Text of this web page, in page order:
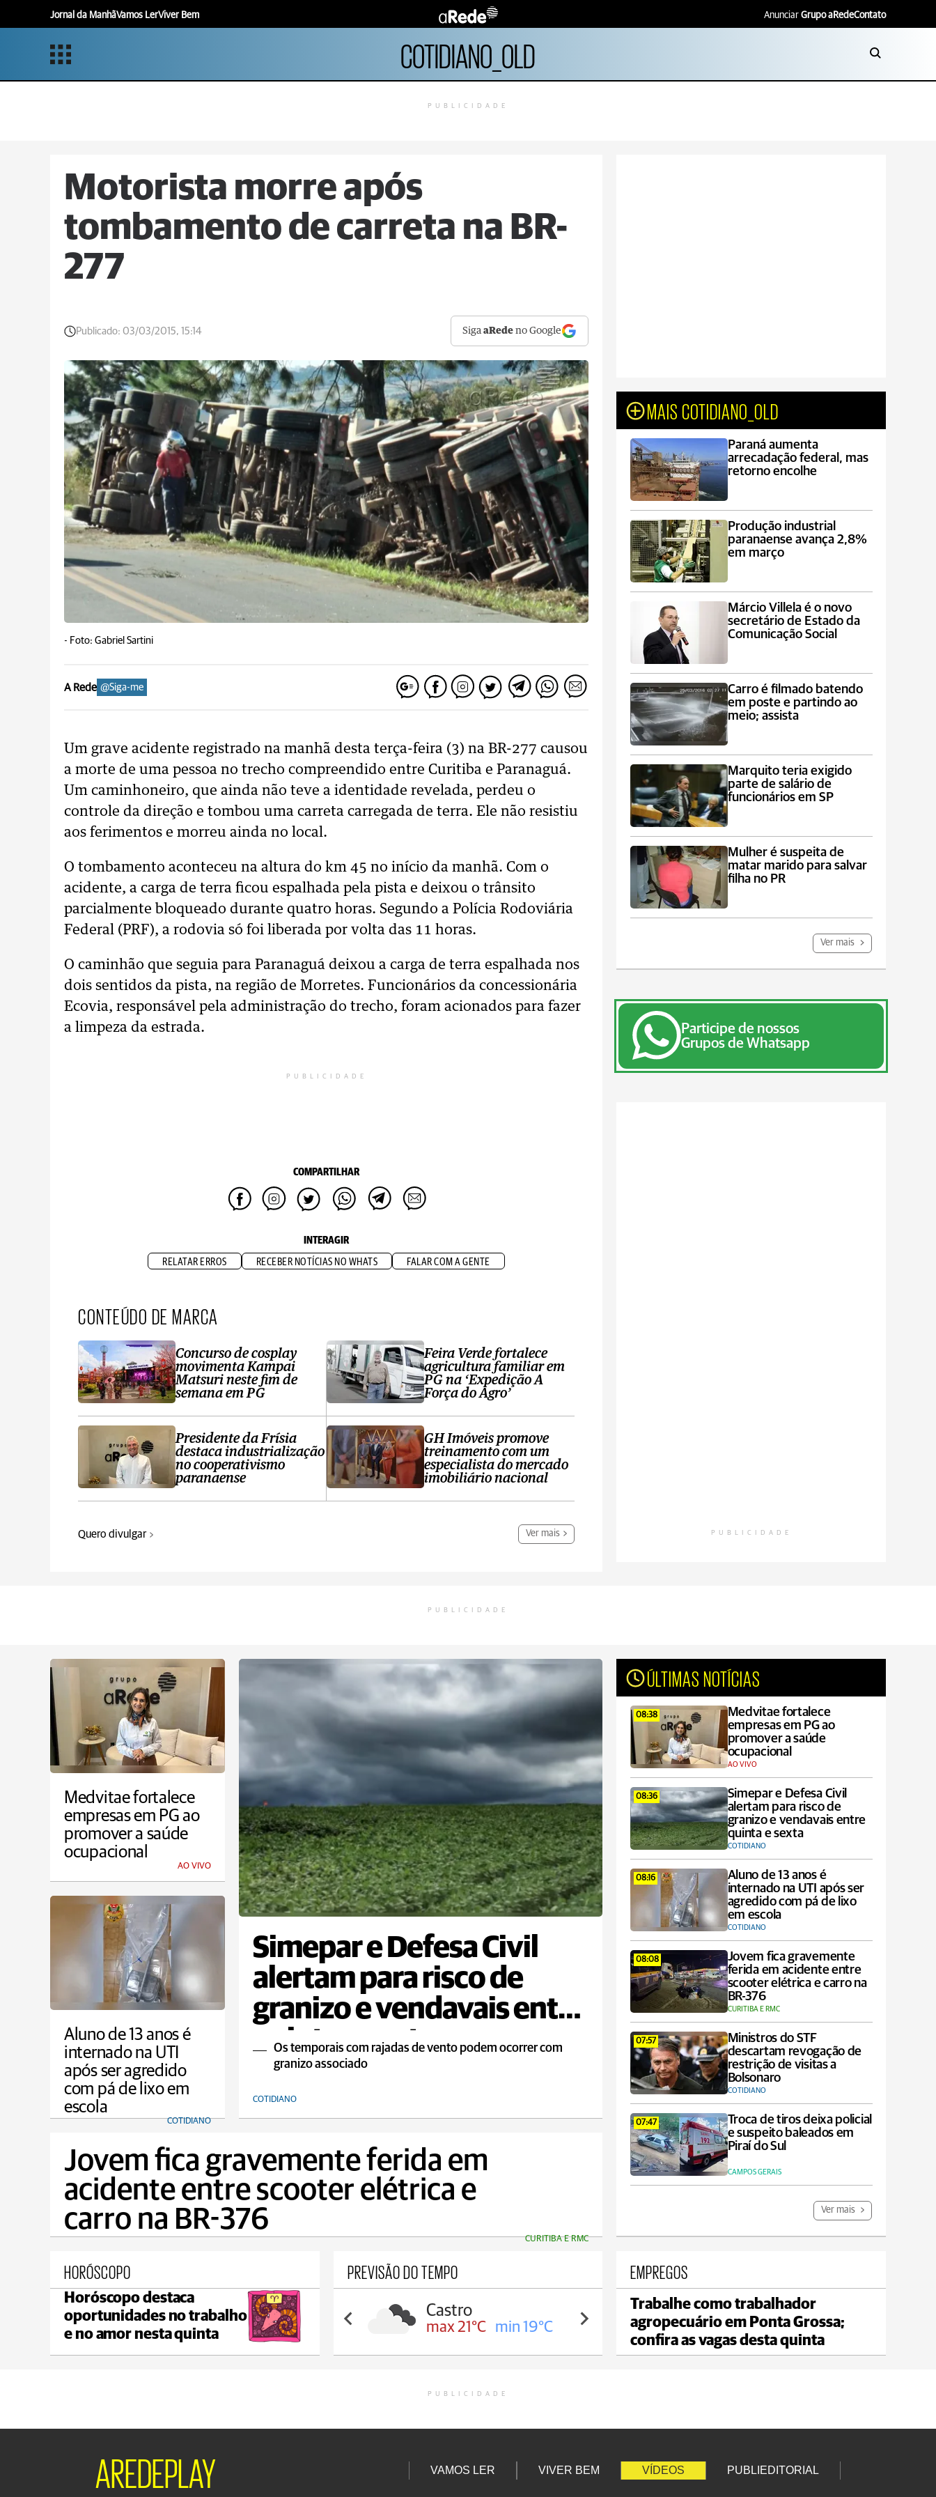
Jornal da ManhãVamos LerViver Bem Anunciar Grupo aRedeContato
COTIDIANO_OLD
PUBLICIDADE
Motorista morre após
tombamento de carreta na BR-
277
Publicado: 03/03/2015, 15:14 SigaaRede no Google
- Foto: Gabriel Sartini
A Rede @Siga-me
Um grave acidente registrado na manhã desta terça-feira (3) na BR-277 causou
a morte de uma pessoa no trecho compreendido entre Curitiba e Paranaguá.
Um caminhoneiro, que ainda não teve a identidade revelada, perdeu o
controle da direção e tombou uma carreta carregada de terra. Ele não resistiu
aos ferimentos e morreu ainda no local.
O tombamento aconteceu na altura do km 45 no início da manhã. Com o
acidente, a carga de terra ficou espalhada pela pista e deixou o trânsito
parcialmente bloqueado durante quatro horas. Segundo a Polícia Rodoviária
Federal (PRF), a rodovia só foi liberada por volta das 11 horas.
O caminhão que seguia para Paranaguá deixou a carga de terra espalhada nos
dois sentidos da pista, na região de Morretes. Funcionários da concessionária
Ecovia, responsável pela administração do trecho, foram acionados para fazer
a limpeza da estrada.
PUBLICIDADE
COMPARTILHAR
INTERAGIR
RELATAR ERROS RECEBER NOTÍCIAS NO WHATS FALAR COM A GENTE
CONTEÚDO DE MARCA
Concurso de cosplay
movimenta Kampai
Matsuri neste fim de
semana em PG
Presidente da Frísia
destaca industrialização
no cooperativismo
paranaense
Feira Verde fortalece
agricultura familiar em
PG na ‘Expedição A
Força do Agro’
GH Imóveis promove
treinamento com um
especialista do mercado
imobiliário nacional
Quero divulgar Ver mais
MAIS COTIDIANO_OLD
Paraná aumenta
arrecadação federal, mas
retorno encolhe
Produção industrial
paranaense avança 2,8%
em março
Márcio Villela é o novo
secretário de Estado da
Comunicação Social
Carro é filmado batendo
em poste e partindo ao
meio; assista
Marquito teria exigido
parte de salário de
funcionários em SP
Mulher é suspeita de
matar marido para salvar
filha no PR
Ver mais
Participe de nossos
Grupos de Whatsapp
PUBLICIDADE
PUBLICIDADE
Medvitae fortalece
empresas em PG ao
promover a saúde
ocupacional
AO VIVO
Simepar e Defesa Civil
alertam para risco de
granizo e vendavais entre
quinta e sexta
Os temporais com rajadas de vento podem ocorrer com
granizo associado
COTIDIANO
ÚLTIMAS NOTÍCIAS
08:38
Medvitae fortalece
empresas em PG ao
promover a saúde
ocupacional
AO VIVO
08:36
Simepar e Defesa Civil
alertam para risco de
granizo e vendavais entre
quinta e sexta
COTIDIANO
08:16
Aluno de 13 anos é
internado na UTI após ser
agredido com pá de lixo
em escola
COTIDIANO
08:08
Jovem fica gravemente
ferida em acidente entre
scooter elétrica e carro na
BR-376
CURITIBA E RMC
07:57
Ministros do STF
descartam revogação de
restrição de visitas a
Bolsonaro
COTIDIANO
07:47
Troca de tiros deixa policial
e suspeito baleados em
Piraí do Sul
CAMPOS GERAIS
Ver mais
Aluno de 13 anos é
internado na UTI
após ser agredido
com pá de lixo em
escola
COTIDIANO
Jovem fica gravemente ferida em
acidente entre scooter elétrica e
carro na BR-376
CURITIBA E RMC
HORÓSCOPO
Horóscopo destaca
oportunidades no trabalho
e no amor nesta quinta
PREVISÃO DO TEMPO
Ponta Grossa
max 20°C min 17°C
Castro
max 21°C min 19°C
Carambeí
max 21°C min 18°C
EMPREGOS
Trabalhe como trabalhador
agropecuário em Ponta Grossa;
confira as vagas desta quinta
PUBLICIDADE
AREDEPLAY VAMOS LER VIVER BEM VÍDEOS PUBLIEDITORIAL